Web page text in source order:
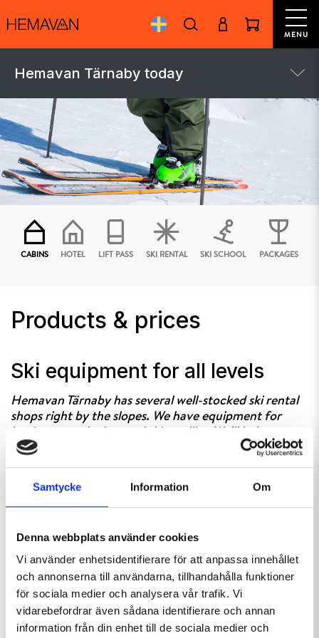
Samtycke Information Om
Denna webbplats använder cookies
Vi använder enhetsidentifierare för att anpassa innehållet
och annonserna till användarna, tillhandahålla funktioner
för sociala medier och analysera vår trafik. Vi
vidarebefordrar även sådana identifierare och annan
information från din enhet till de sociala medier och
MENU
Hemavan Tärnaby today
CABINS HOTEL LIFT PASS SKI RENTAL SKI SCHOOL PACKAGES
Products & prices
Ski equipment for all levels
Hemavan Tärnaby has several well-stocked ski rental
shops right by the slopes. We have equipment for
find the right equipment!
In the skishops in Hemavan; Solkatten and Centrumhuset
not get a pulk sled or snowscoot?
In the ski shop in Tärnaby you can hire equipmet for
alpine skiing, freskiing, snowboarding, skitouring, pulk
sled or snowshoes. You can also purchase your ski
equipment here, or find gloves, googles, helmets,
protection, poles, skins or what else you might need for a